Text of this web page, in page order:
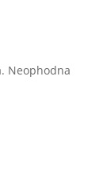
Neophodna